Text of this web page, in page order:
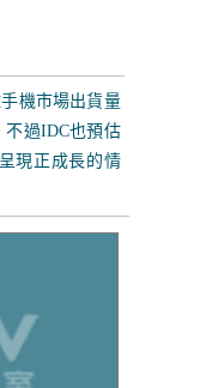
機市場出貨量
不過IDC也預估
現正成長的情